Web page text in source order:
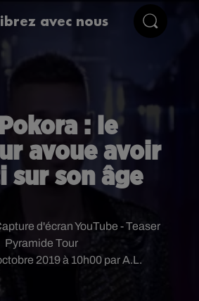
avec nous
: le
avoue avoir
sur son âge
2019 à 10h00 par A.L.
d'écran YouTube - Teaser
Pyramide Tour